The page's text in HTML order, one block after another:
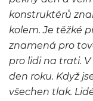
konstruktérů
kolem. Je těžké
znamená pro
pro lidi na trati.
den roku. Když
všechen tlak.